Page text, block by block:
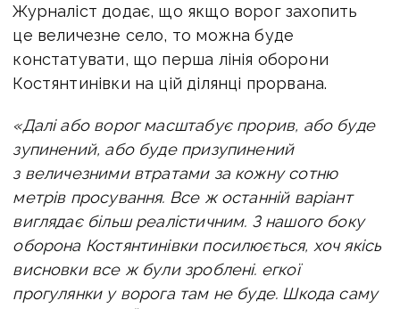
Журналіст додає, що якщо ворог захопить
це величезне село, то можна буде
констатувати, що перша лінія оборони
Костянтинівки на цій ділянці прорвана.
«Далі або ворог масштабує прорив, або буде
зупинений, або буде призупинений
з величезними втратами за кожну сотню
метрів просування. Все ж останній варіант
виглядає більш реалістичним. З нашого боку
оборона Костянтинівки посилюється, хоч якісь
висновки все ж були зроблені. егкої
прогулянки у ворога там не буде. Шкода саму